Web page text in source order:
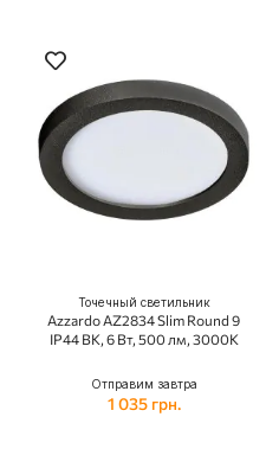
Точечный светильник
Azzardo AZ2834 Slim Round 9
IP44 BK, 6 Вт, 500 лм, 3000K
Отправим завтра
1 035 грн.